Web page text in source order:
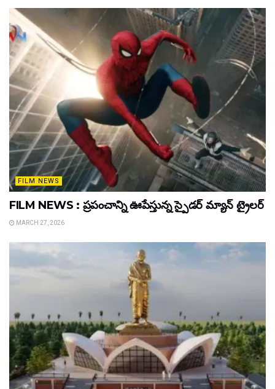
FILM NEWS
FILM NEWS : ప్రపంచాన్ని ఊపేస్తున్న స్పైడర్ మ్యాన్ ట్రైలర్
MARCH 27, 2026